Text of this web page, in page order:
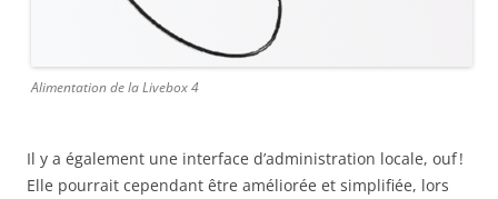
Alimentation de la Livebox 4
Il y a également une interface d’administration locale, ouf !
Elle pourrait cependant être améliorée et simplifiée, lors